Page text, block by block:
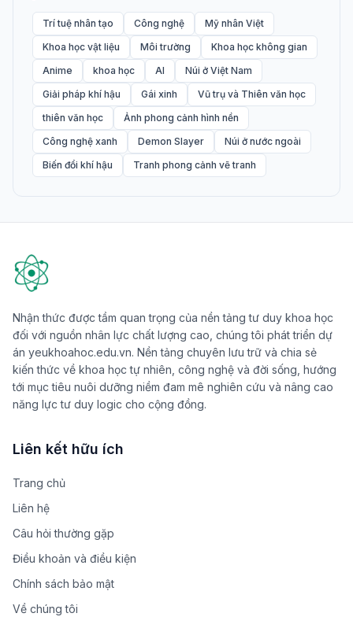
Trí tuệ nhân tạo Công nghệ
Mỹ nhân Việt
Khoa học vật liệu
Môi trường
Khoa học không gian
Anime
khoa học AI
Núi ở Việt Nam
Giải pháp khí hậu
Gái xinh
Vũ trụ và Thiên văn học
thiên văn học
Ảnh phong cảnh hình nền
Công nghệ xanh
Demon Slayer
Núi ở nước ngoài
Biến đổi khí hậu
Tranh phong cảnh vẽ tranh
Nhận thức được tầm quan trọng của nền tảng tư duy khoa học
đối với nguồn nhân lực chất lượng cao, chúng tôi phát triển dự
án yeukhoahoc.edu.vn. Nền tảng chuyên lưu trữ và chia sẻ
kiến thức về khoa học tự nhiên, công nghệ và đời sống, hướng
tới mục tiêu nuôi dưỡng niềm đam mê nghiên cứu và nâng cao
năng lực tư duy logic cho cộng đồng.
Liên kết hữu ích
Trang chủ
Liên hệ
Câu hỏi thường gặp
Điều khoản và điều kiện
Chính sách bảo mật
Về chúng tôi